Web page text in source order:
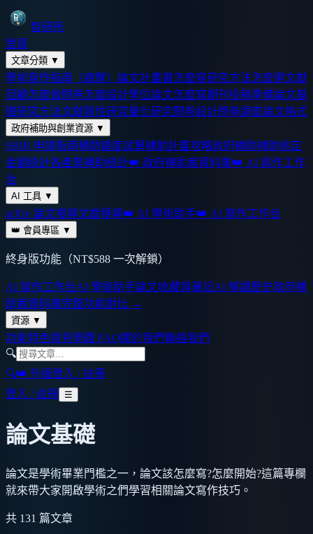
智研所
首頁
文章分類 ▼
學術寫作指南（總覽） 論文計畫書怎麼寫研究方法怎麼選文獻
回顧怎麼做問卷怎麼設計學位論文怎麼寫期刊投稿準備論文基
礎研究方法文獻質性研究量化研究問卷設計問卷調查論文格式
政府補助與創業資源 ▼
SBIR 申請指南補助額度試算補助計畫攻略政府補助補助核定
金額統計各產業補助統計👑 政府補助案資料庫👑 AI 寫作工作
台
AI 工具 ▼
arXiv 論文搜尋文獻搜尋👑 AI 學術助手👑 AI 寫作工作台
👑 會員專區 ▼
終身版功能（NT$588 一次解鎖）
AI 寫作工作台AI 學術助手論文收藏與筆記AI 解讀歷史政府補
助案資料庫完整功能對比 →
資源 ▼
功能特色常見問題 FAQ關於我們聯絡我們
🔍
🔍👑 升級登入 / 註冊
登入 / 註冊 ☰
論文基礎
論文是學術畢業門檻之一，論文該怎麼寫?怎麼開始?這篇專欄
就來帶大家開啟學術之們學習相關論文寫作技巧。
共 131 篇文章